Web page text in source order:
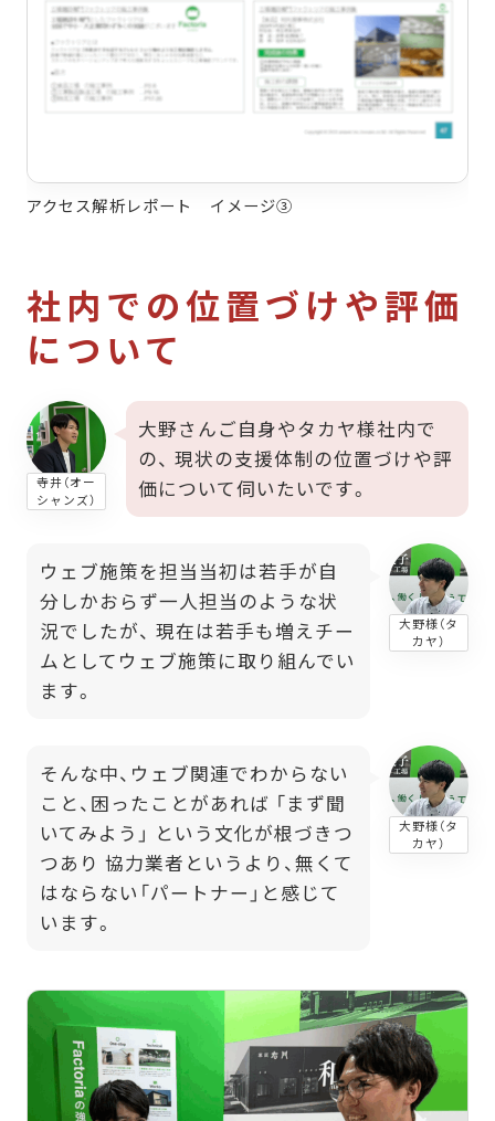
アクセス解析レポート イメージ③
社内での位置づけや評価
について
寺井（オー
シャンズ）
大野さんご自身やタカヤ様社内で
の、 現状の支援体制の位置づけや評
価について伺いたいです。
大野様（タ
カヤ）
ウェブ施策を担当当初は若手が自
分しかおらず一人担当のような状
況でしたが、 現在は若手も増えチー
ムとしてウェブ施策に取り組んでい
ます。
大野様（タ
カヤ）
そんな中、ウェブ関連でわからない
こと、困ったことがあれば 「まず聞
いてみよう」 という文化が根づきつ
つあり 協力業者というより、無くて
はならない「パートナー」と感じて
います。